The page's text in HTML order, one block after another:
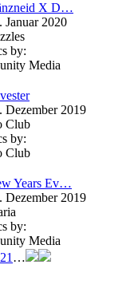
X D…
Januar 2020
by:
Media
Dezember 2019
Club
by:
Club
Years Ev…
Dezember 2019
by:
Media
21 …